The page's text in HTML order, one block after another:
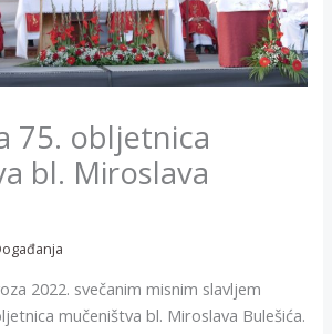
75. obljetnica
bl. Miroslava
2022. svečanim misnim slavljem
mučeništva bl. Miroslava Bulešića.